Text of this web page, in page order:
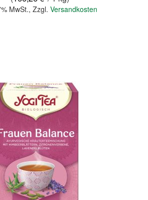
MwSt.,Zzgl.Versandkosten